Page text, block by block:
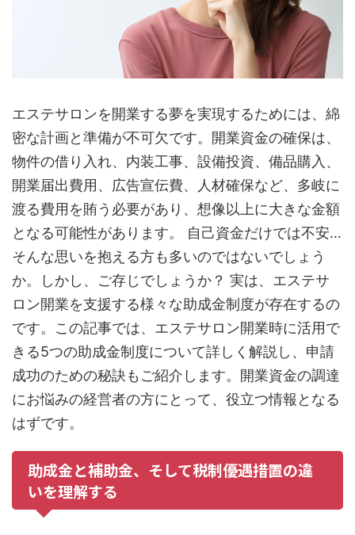
エステサロンを開業する夢を実現するためには、綿
密な計画と準備が不可欠です。開業資金の確保は、
物件の借り入れ、内装工事、設備投資、備品購入、
開業届出費用、広告宣伝費、人材確保など、多岐に
渡る費用を賄う必要があり、想像以上に大きな金額
となる可能性があります。 自己資金だけでは不安…
そんな思いを抱える方も多いのではないでしょう
か。しかし、ご存じでしょうか？ 実は、エステサ
ロン開業を支援する様々な助成金制度が存在するの
です。この記事では、エステサロン開業時に活用で
きる5つの助成金制度について詳しく解説し、申請
成功のための秘訣もご紹介します。開業資金の調達
にお悩みの経営者の方にとって、役立つ情報となる
はずです。
助成金と補助金、そして税制優遇措置の違
いを理解する